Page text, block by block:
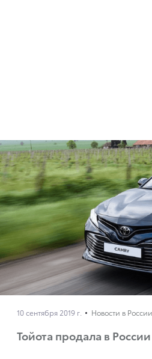
10 сентября 2019 г. Новости в России
Тойота продала в